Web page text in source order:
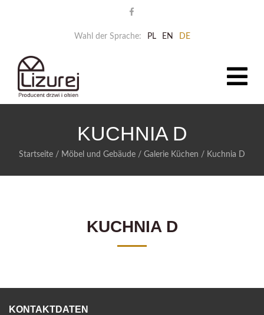
Wahl der Sprache: PL EN DE
KUCHNIA D
Startseite / Möbel und Gebäude / Galerie Küchen / Kuchnia D
KUCHNIA D
KONTAKTDATEN